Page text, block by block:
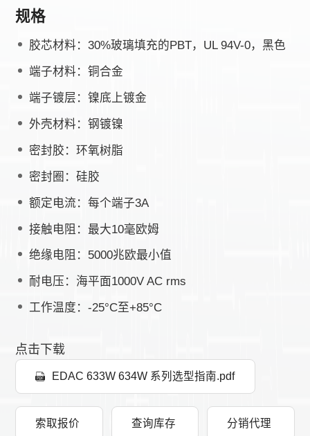
规格
胶芯材料：30%玻璃填充的PBT，UL 94V-0，黑色
端子材料：铜合金
端子镀层：镍底上镀金
外壳材料：钢镀镍
密封胶：环氧树脂
密封圈：硅胶
额定电流：每个端子3A
接触电阻：最大10毫欧姆
绝缘电阻：5000兆欧最小值
耐电压：海平面1000V AC rms
工作温度：-25°C至+85°C
点击下载
EDAC 633W 634W 系列选型指南.pdf
索取报价 查询库存 分销代理